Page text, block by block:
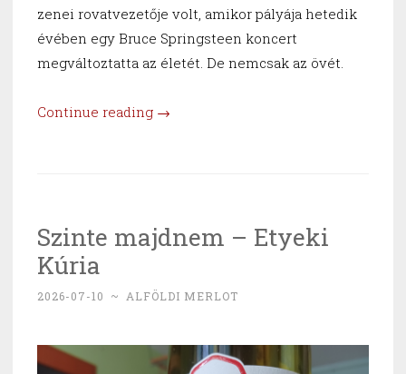
zenei rovatvezetője volt, amikor pályája hetedik
évében egy Bruce Springsteen koncert
megváltoztatta az életét. De nemcsak az övét.
Continue reading “Láttam
jövőjét”
→
Szinte majdnem – Etyeki
Kúria
2026-07-10 ~ ALFÖLDI MERLOT